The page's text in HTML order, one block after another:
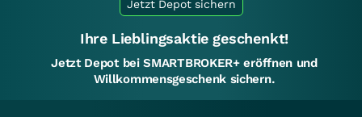
Jetzt Depot sichern
Ihre Lieblingsaktie geschenkt!
Jetzt Depot bei SMARTBROKER+ eröffnen und
Willkommensgeschenk sichern.